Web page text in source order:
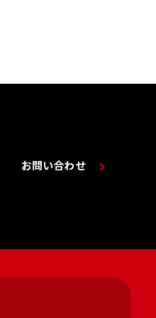
お問い合わせ